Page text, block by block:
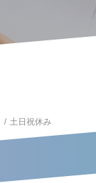
土日祝休み